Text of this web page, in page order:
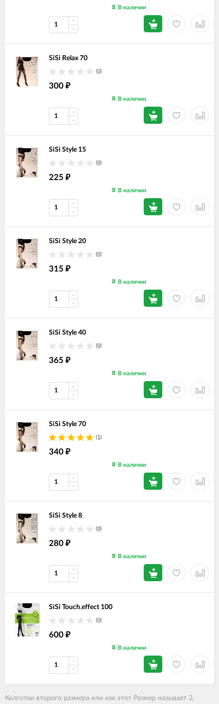
В наличии
SiSi Relax 70
(0)
300 ₽
В наличии
SiSi Style 15
(0)
225 ₽
В наличии
SiSi Style 20
(0)
315 ₽
В наличии
SiSi Style 40
(0)
365 ₽
В наличии
SiSi Style 70
(1)
340 ₽
В наличии
SiSi Style 8
(0)
280 ₽
В наличии
SiSi Touch.effect 100
(0)
600 ₽
В наличии
Колготки второго размера или как этот Размер называет 2,